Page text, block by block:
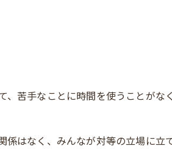
、苦手なことに時間を使うことがな
係はなく、みんなが対等の立場に立